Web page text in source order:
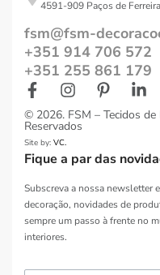
4591-909 Paços de
fsm@fsm-
+351 914 706 572
+351 255 861 179
© 2026. FSM – Tecidos
Reservados
Site by: VC.
Fique a par das
Subscreva a nossa newsletter
decoração, novidades de
sempre um passo à frente no
interiores.